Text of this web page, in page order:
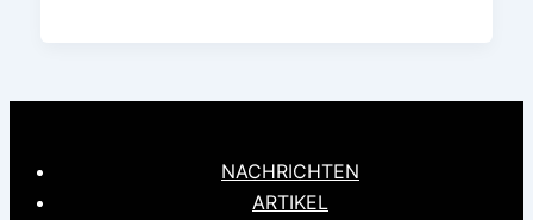
NACHRICHTEN
ARTIKEL